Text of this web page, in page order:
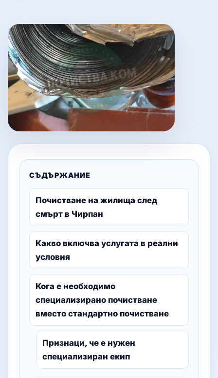
СЪДЪРЖАНИЕ
Почистване на жилища след
смърт в Чирпан
Какво включва услугата в реални
условия
Кога е необходимо
специализирано почистване
вместо стандартно почистване
Признаци, че е нужен
специализиран екип